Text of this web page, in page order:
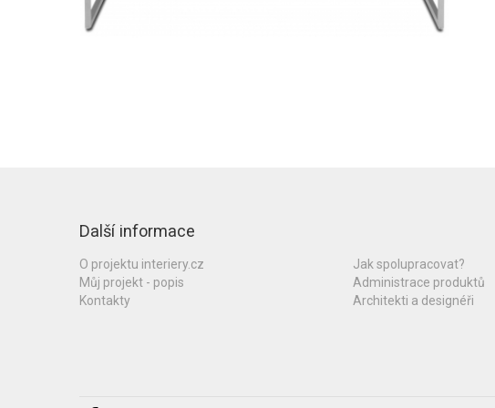
Další informace
O projektu interiery.cz
Můj projekt - popis
Kontakty
Jak spolupracovat?
Administrace produktů
Architekti a designéři